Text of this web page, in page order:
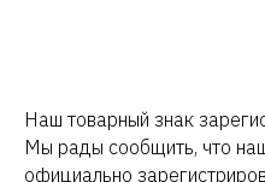
Наш товарный знак
Мы рады сообщить, что
официально